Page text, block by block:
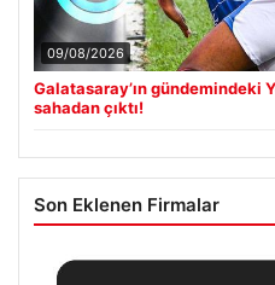
09/08/2026
Galatasaray’ın gündemindeki
sahadan çıktı!
Son Eklenen Firmalar